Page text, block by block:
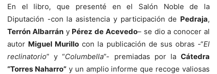
En el libro, que presenté en el Salón Noble de la
Diputación -con la asistencia y participación de Pedraja,
Terrón Albarrány Pérez de Acevedo– se dio a conocer al
autor Miguel Murillo con la publicación de sus obras -“El
reclinatorio” y “Columbella”- premiadas por laCátedra
“Torres Naharro”y un amplio informe que recoge valiosas